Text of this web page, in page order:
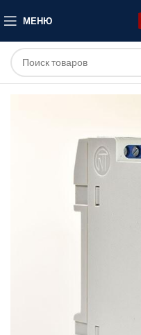
МЕНЮ